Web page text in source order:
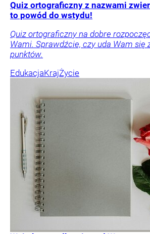
Quiz ortograficzny z nazwami
to powód do wstydu!
Quiz ortograficzny na dobre
Wami. Sprawdźcie, czy uda Wam się
punktów.
EdukacjaKrajŻycie